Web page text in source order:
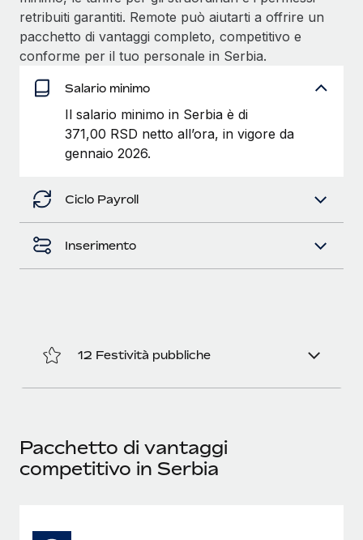
retribuiti garantiti. Remote può aiutarti a offrire un
pacchetto di vantaggi completo, competitivo e
conforme per il tuo personale in Serbia.
Salario minimo
Il salario minimo in Serbia è di
371,00 RSD netto all’ora, in vigore da
gennaio 2026.
Ciclo Payroll
Inserimento
12 Festività pubbliche
Pacchetto di vantaggi
competitivo in Serbia